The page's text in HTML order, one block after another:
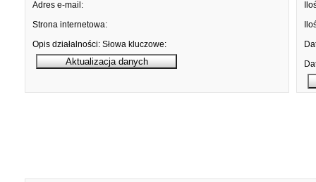
Adres e-mail:
Strona internetowa:
Opis działalności: Słowa kluczowe: